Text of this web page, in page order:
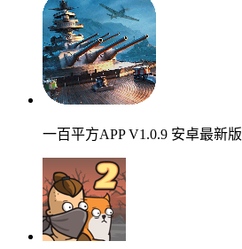
一百平方APP V1.0.9 安卓最新版